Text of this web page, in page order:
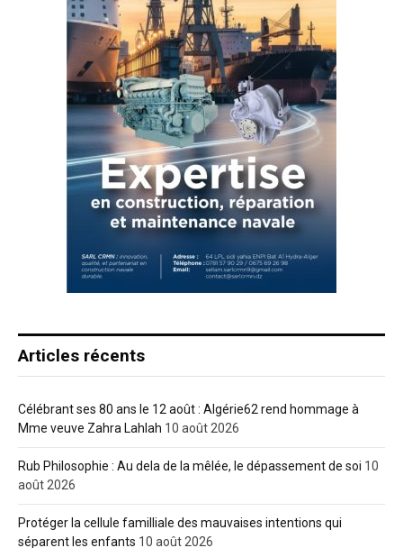
Articles récents
Célébrant ses 80 ans le 12 août : Algérie62 rend hommage à
Mme veuve Zahra Lahlah 10 août 2026
Rub Philosophie : Au dela de la mêlée, le dépassement de soi 10
août 2026
Protéger la cellule familliale des mauvaises intentions qui
séparent les enfants 10 août 2026